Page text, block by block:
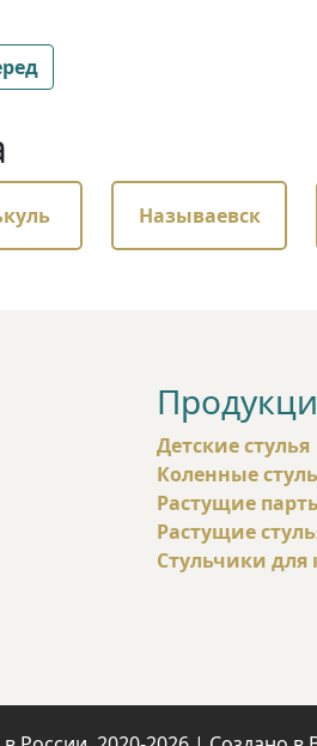
Называевск
Детские стулья
Коленные
Растущие
Растущие
Стульчики